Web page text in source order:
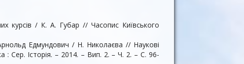
курсів / К. А. Губар // Часопис Київського
Едмундович / Н. Николаєва // Наукові
: Сер. Історія. – 2014. – Вип. 2. – Ч. 2. – С. 96-